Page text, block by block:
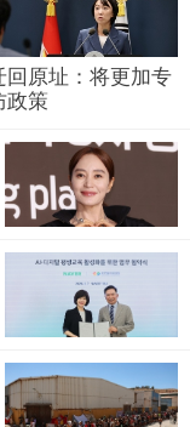
回原址：将更加专
政策